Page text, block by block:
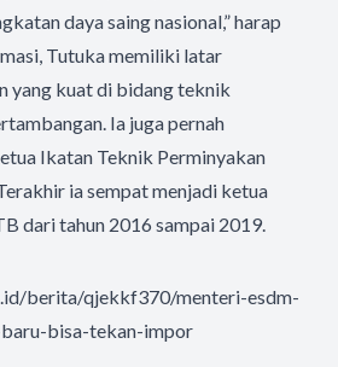
daya saing nasional,” harap
Tutuka memiliki latar
yang kuat di bidang teknik
Ia juga pernah
Ikatan Teknik Perminyakan
ia sempat menjadi ketua
dari tahun 2016 sampai 2019.
berita/qjekkf370/menteri-esdm-
bisa-tekan-impor